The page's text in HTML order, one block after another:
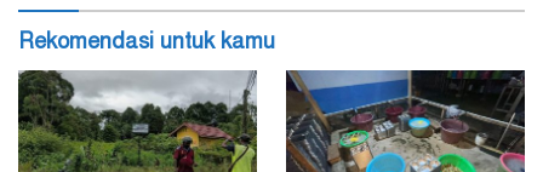
Rekomendasi untuk kamu